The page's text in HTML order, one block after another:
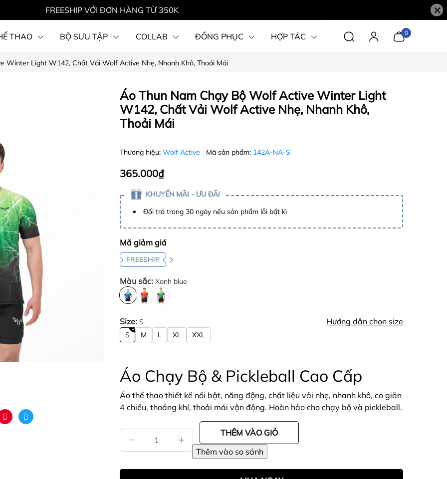
FREESHIP VỚI ĐƠN HÀNG TỪ 350K ×
THAO BỘ SƯU TẬP COLLAB ĐỒNG PHỤC HỢP TÁC 0
Winter Light W142, Chất Vải Wolf Active Nhẹ, Nhanh Khô, Thoải Mái
Áo Thun Nam Chạy Bộ Wolf Active Winter Light
W142, Chất Vải Wolf Active Nhẹ, Nhanh Khô,
Thoải Mái
Thương hiệu: Wolf Active Mã sản phẩm: 142A-NA-S
365.000₫
KHUYẾN MÃI - ƯU ĐÃI
Đổi trả trong 30 ngày nếu sản phẩm lỗi bất kì
Mã giảm giá
FREESHIP
Màu sắc: Xanh blue
Size: S Hướng dẫn chọn size
S M L XL XXL
Áo Chạy Bộ & Pickleball Cao Cấp
Áo thể thao thiết kế nổi bật, năng động, chất liệu vải nhẹ, nhanh khô, co giãn
4 chiều, thoáng khí, thoải mái vận động. Hoàn hảo cho chạy bộ và pickleball.
THÊM VÀO GIỎ